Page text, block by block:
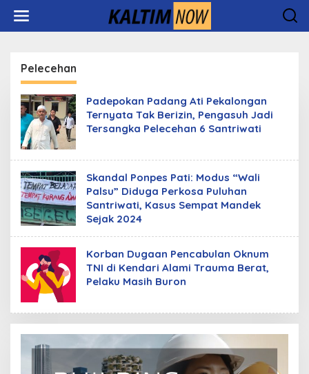
konten
Pelecehan
Padepokan Padang Ati Pekalongan
Ternyata Tak Berizin, Pengasuh Jadi
Tersangka Pelecehan 6 Santriwati
Skandal Ponpes Pati: Modus “Wali
Palsu” Diduga Perkosa Puluhan
Santriwati, Kasus Sempat Mandek
Sejak 2024
Korban Dugaan Pencabulan Oknum
TNI di Kendari Alami Trauma Berat,
Pelaku Masih Buron